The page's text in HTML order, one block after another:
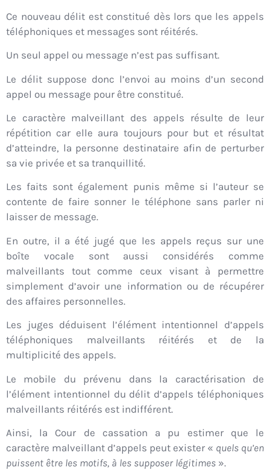
Ce nouveau délit est constitué dès lors que les appels
téléphoniques et messages sont réitérés.
Un seul appel ou message n’est pas suffisant.
Le délit suppose donc l’envoi au moins d’un second
appel ou message pour être constitué.
Le caractère malveillant des appels résulte de leur
répétition car elle aura toujours pour but et résultat
d’atteindre, la personne destinataire afin de perturber
sa vie privée et sa tranquillité.
Les faits sont également punis même si l’auteur se
contente de faire sonner le téléphone sans parler ni
laisser de message.
En outre, il a été jugé que les appels reçus sur une
boîte vocale sont aussi considérés comme
malveillants tout comme ceux visant à permettre
simplement d’avoir une information ou de récupérer
des affaires personnelles.
Les juges déduisent l’élément intentionnel d’appels
téléphoniques malveillants réitérés et de la
multiplicité des appels.
Le mobile du prévenu dans la caractérisation de
l’élément intentionnel du délit d’appels téléphoniques
malveillants réitérés est indifférent.
Ainsi, la Cour de cassation a pu estimer que le
caractère malveillant d’appels peut exister « quels qu’en
puissent être les motifs, à les supposer légitimes ».